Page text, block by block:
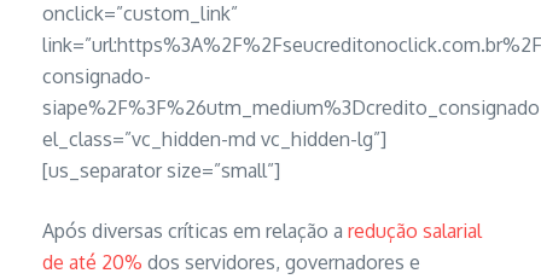
onclick=”custom_link”
consignado-
el_class=”vc_hidden-md vc_hidden-lg”]
[us_separator size=”small”]
Após diversas críticas em relação a redução salarial
de até 20% dos servidores, governadores e